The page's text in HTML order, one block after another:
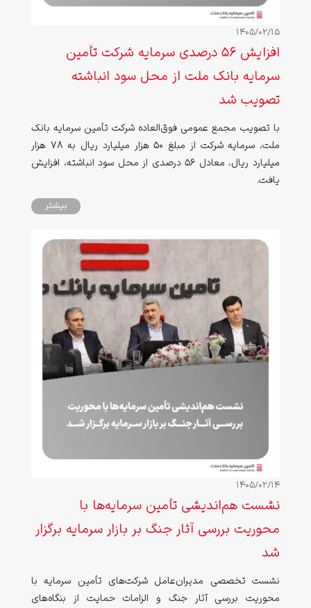
1405/02/15
افزایش ۵۶ درصدی سرمایه شرکت تأمین
سرمایه بانک ملت از محل سود انباشته
تصویب شد
با تصویب مجمع عمومی فوق‌العاده شرکت تأمین سرمایه بانک
ملت، سرمایه شرکت از مبلغ ۵۰ هزار میلیارد ریال به ۷۸ هزار
میلیارد ریال، معادل ۵۶ درصدی از محل سود انباشته، افزایش
یافت.
بیشتر
1405/02/14
نشست هم‌اندیشی تأمین سرمایه‌ها با
محوریت بررسی آثار جنگ بر بازار سرمایه برگزار
شد
نشست تخصصی مدیران‌عامل شرکت‌های تأمین سرمایه با
محوریت بررسی آثار جنگ و الزامات حمایت از بنگاه‌های